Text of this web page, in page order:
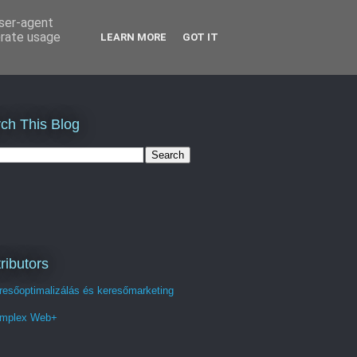
This Blog
és keresőmarketing
Web+
agent
usage
LEARN MORE GOT IT